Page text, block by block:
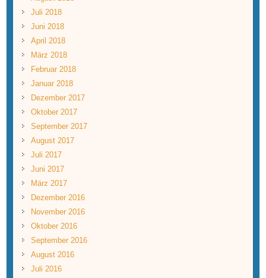
Juli 2018
Juni 2018
April 2018
März 2018
Februar 2018
Januar 2018
Dezember 2017
Oktober 2017
September 2017
August 2017
Juli 2017
Juni 2017
März 2017
Dezember 2016
November 2016
Oktober 2016
September 2016
August 2016
Juli 2016